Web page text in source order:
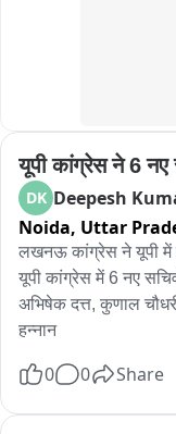
यूपी कांग्रेस ने 6 नए
DK Deepesh
Noida, Uttar
लखनऊ कांग्रेस ने यूपी में
यूपी कांग्रेस में 6 नए
अभिषेक दत्त, कुणाल
हन्नान
0 0 Share